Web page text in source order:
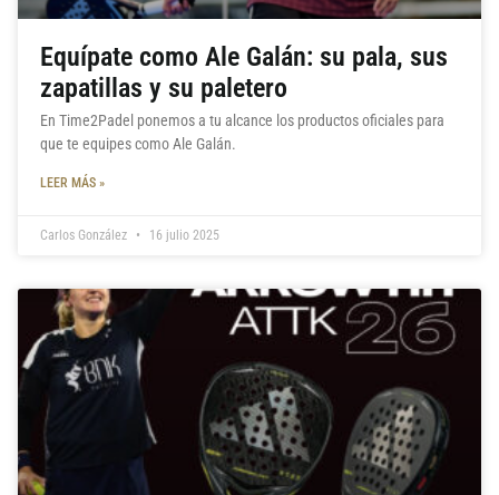
Equípate como Ale Galán: su pala, sus
zapatillas y su paletero
En Time2Padel ponemos a tu alcance los productos oficiales para
que te equipes como Ale Galán.
LEER MÁS »
Carlos González 16 julio 2025